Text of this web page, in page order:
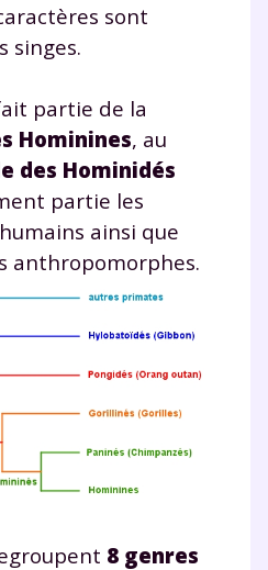
sont
singes.
partie de la
Hominines, au
des Hominidés
partie les
ainsi que
anthropomorphes.
8 genres